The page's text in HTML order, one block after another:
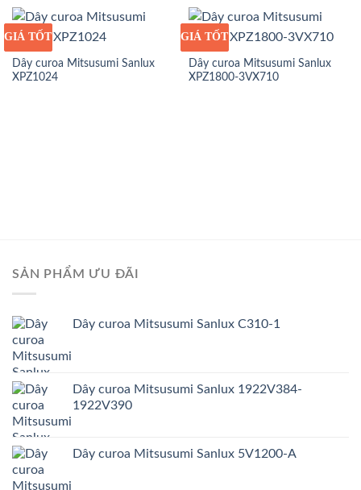
GIÁ SỈ
GIÁ TỐT
Dây curoa Mitsusumi Sanlux
XPZ1024
GIÁ SỈ
GIÁ TỐT
Dây curoa Mitsusumi Sanlux
XPZ1800-3VX710
SẢN PHẨM ƯU ĐÃI
Dây curoa Mitsusumi Sanlux C310-1
Dây curoa Mitsusumi Sanlux 1922V384-
1922V390
Dây curoa Mitsusumi Sanlux 5V1200-A